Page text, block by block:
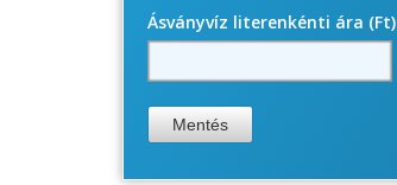
Ásványvíz literenkénti ára (Ft)